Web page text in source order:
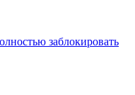
заблокировать